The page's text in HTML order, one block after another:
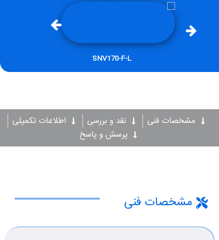
SNV170-F-L
مشخصات فنی نقد و بررسی
اطلاعات تکمیلی
پرسش و پاسخ
مشخصات فنی